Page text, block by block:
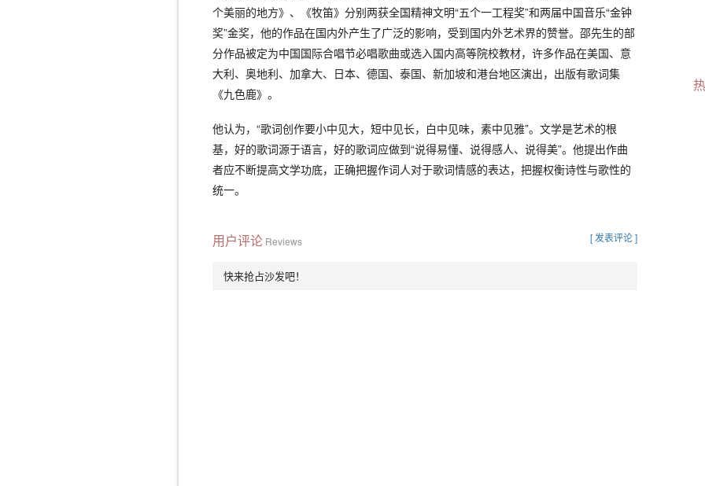
个美丽的地方》、《牧笛》分别两获全国精神文明“五个一工程奖”和两届中国音乐“金钟
奖”金奖，他的作品在国内外产生了广泛的影响，受到国内外艺术界的赞誉。邵先生的部
分作品被定为中国国际合唱节必唱歌曲或选入国内高等院校教材，许多作品在美国、意
大利、奥地利、加拿大、日本、德国、泰国、新加坡和港台地区演出，出版有歌词集
《九色鹿》。
他认为，“歌词创作要小中见大，短中见长，白中见味，素中见雅”。文学是艺术的根
基，好的歌词源于语言，好的歌词应做到“说得易懂、说得感人、说得美”。他提出作曲
者应不断提高文学功底，正确把握作词人对于歌词情感的表达，把握权衡诗性与歌性的
统一。
用户评论 Reviews [ 发表评论 ]
快来抢占沙发吧！